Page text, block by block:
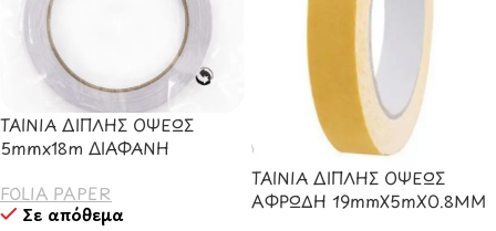
ΤΑΙΝΙΑ ΔΙΠΛΗΣ ΟΨΕΩΣ
5mmx18m ΔΙΑΦΑΝΗ
FOLIA PAPER
Σε απόθεμα
ΤΑΙΝΙΑ ΔΙΠΛΗΣ ΟΨΕΩΣ
ΑΦΡΩΔΗ 19mmX5mX0.8MM